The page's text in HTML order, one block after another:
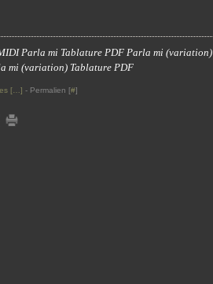
Parla mi Tablature PDF Parla mi (variation)
mi (variation) Tablature PDF
[ ] - Permalien [#]